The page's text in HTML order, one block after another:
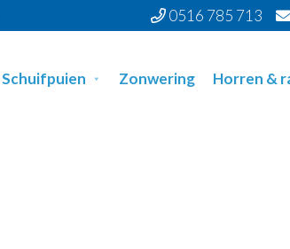
0516 785 713
Schuifpuien Zonwering Horren &